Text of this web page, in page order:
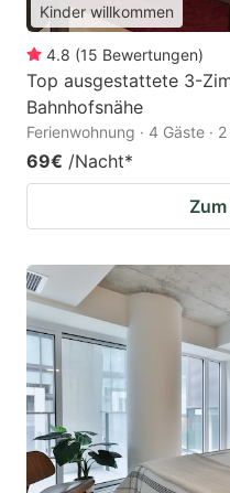
Kinder willkommen
4.8 (15 Bewertungen)
Top ausgestattete 3-
Bahnhofsnähe
Ferienwohnung · 4 Gäste ·
69€ /Nacht*